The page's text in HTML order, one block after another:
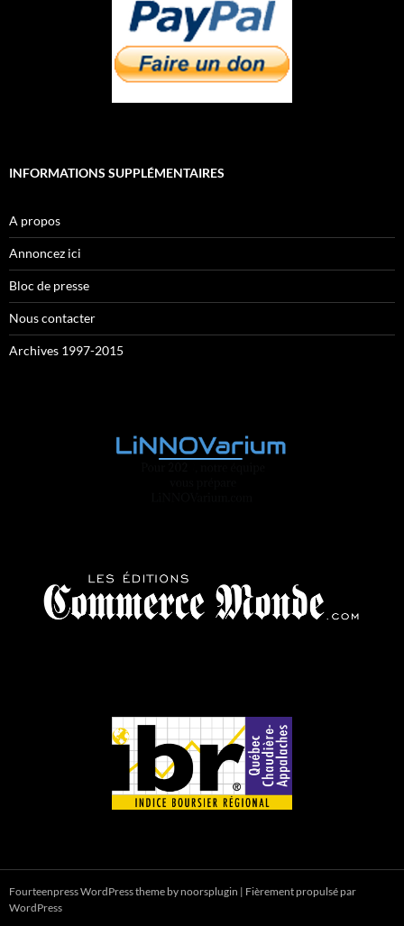
INFORMATIONS SUPPLÉMENTAIRES
A propos
Annoncez ici
Bloc de presse
Nous contacter
Archives 1997-2015
Fourteenpress WordPress theme by noorsplugin | Fièrement propulsé par
WordPress